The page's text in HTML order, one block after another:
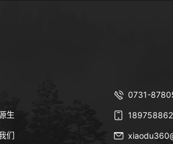
生
们
0731-